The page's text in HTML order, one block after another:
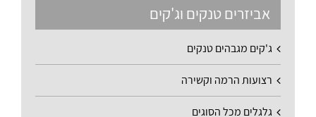
אביזרים טנקים וג'קים
ג'קים מגבהים טנקים
רצועות הרמה וקשירה
גלגלים מכל הסוגים